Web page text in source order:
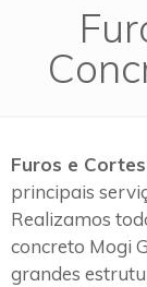
Furos e
principais
Realizamos
concreto Mogi
grandes